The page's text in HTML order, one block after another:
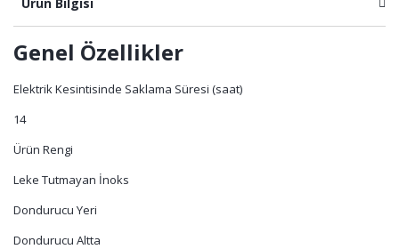
Genel Özellikler
Elektrik Kesintisinde Saklama Süresi (saat)
14
Ürün Rengi
Leke Tutmayan İnoks
Dondurucu Yeri
Dondurucu Altta